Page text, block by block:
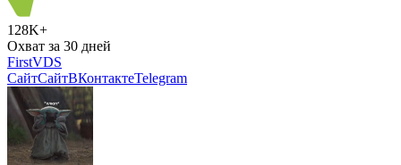
128K+
Охват за 30 дней
FirstVDS
СайтСайтВКонтактеTelegram